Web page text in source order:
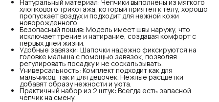
Натуральный материал: Чепчики выполнены из мягкого
хлопкового трикотажа, который приятен к телу, хорошо
пропускает воздух и подходит для нежной кожи
новорожденного.
Безопасный пошив: Модель имеет швы наружу, что
исключает трение и натирание, создавая комфорт с
первых дней жизни.
Удобные завязки: Шапочки надежно фиксируются на
головке малыша с помощью завязок, позволяя
регулировать посадку и не соскальзывать.
Универсальность: Комплект подходит как для
мальчиков, так и для девочек. Нежные расцветки
добавят образу нежности и уюта.
Практичный набор из 2 штук: Всегда есть запасной
чепчик на смену.